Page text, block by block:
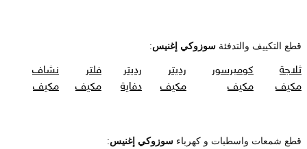
قطع التكييف والتدفئة سوزوكي إغنيس:
ثلاجة
مكيف
كومبرسور
مكيف
رديتر
مكيف
رديتر
دفاية
فلتر
مكيف
نشاف
مكيف
قطع شمعات واسطبات و كهرباء سوزوكي إغنيس: